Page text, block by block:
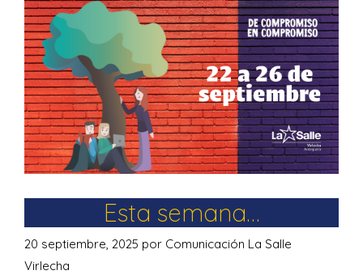
Esta semana…
20 septiembre, 2025 por Comunicación La Salle
Virlecha